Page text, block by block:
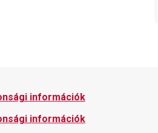
információk
információk